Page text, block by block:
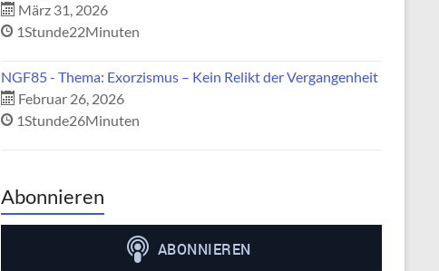
März 31, 2026
1Stunde22Minuten
NGF85 - Thema: Exorzismus – Kein Relikt der Vergangenheit
Februar 26, 2026
1Stunde26Minuten
Abonnieren